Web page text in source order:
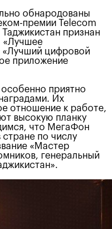
обнародованы
премии Telecom
признан
«Лучшее
«Лучший цифровой
приложение
приятно
Их
отношение к работе,
высокую планку
что МегаФон
стране по числу
«Мастер
генеральный